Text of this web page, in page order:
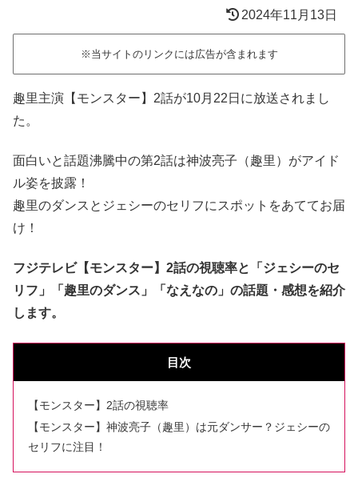
2024年11月13日
※当サイトのリンクには広告が含まれます
趣里主演【モンスター】2話が10月22日に放送されまし
た。
面白いと話題沸騰中の第2話は神波亮子（趣里）がアイド
ル姿を披露！
趣里のダンスとジェシーのセリフにスポットをあててお届
け！
フジテレビ【モンスター】2話の視聴率と「ジェシーのセ
リフ」「趣里のダンス」「なえなの」の話題・感想を紹介
します。
目次
【モンスター】2話の視聴率
【モンスター】神波亮子（趣里）は元ダンサー？ジェシーの
セリフに注目！